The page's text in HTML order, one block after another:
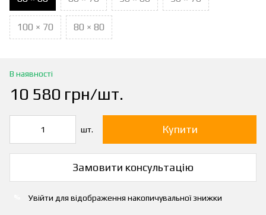
100 × 70 80 × 80
В наявності
10 580 грн/шт.
шт. Купити
Замовити консультацію
Увійти для відображення накопичувальної знижки